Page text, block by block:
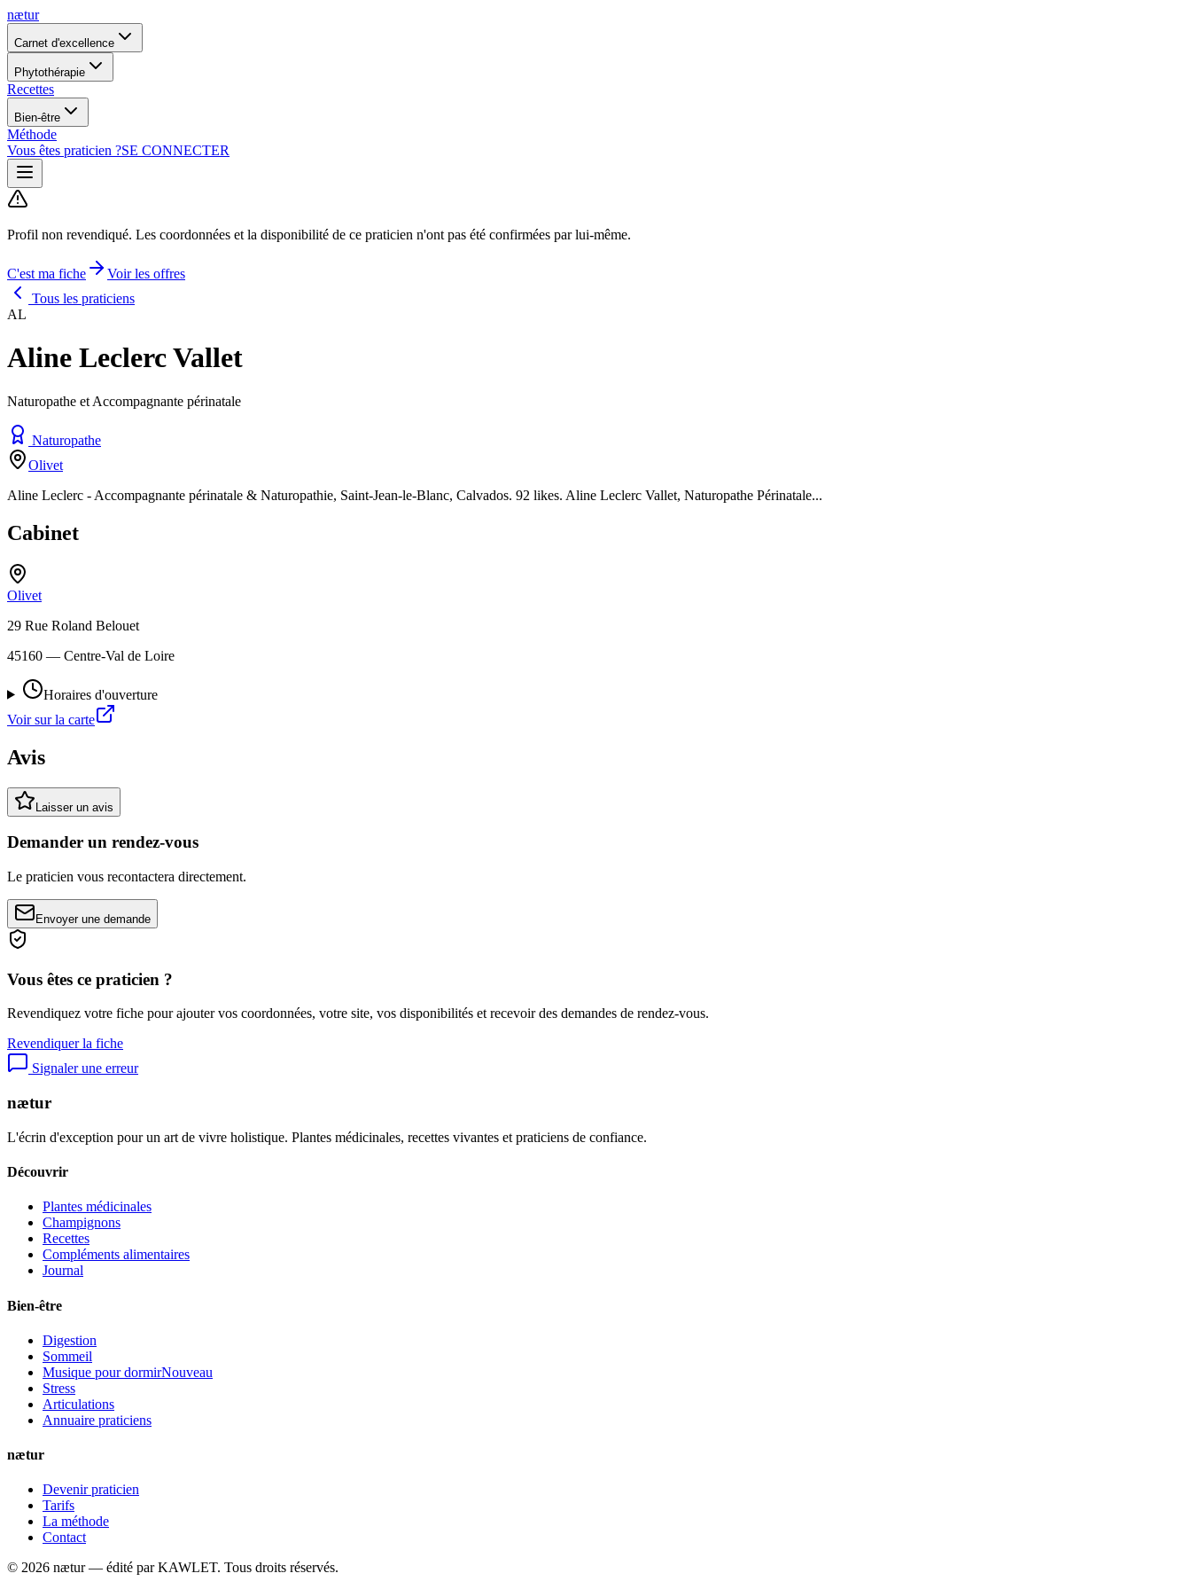
nætur
Carnet d'excellence
Phytothérapie
Recettes
Bien-être
Méthode
Vous êtes praticien ?SE CONNECTER
Profil non revendiqué. Les coordonnées et la disponibilité de ce praticien n'ont pas été confirmées par lui-même.
C'est ma fiche
Voir les offres
Tous les praticiens
AL
Aline Leclerc Vallet
Naturopathe et Accompagnante périnatale
Naturopathe
Olivet
Aline Leclerc - Accompagnante périnatale & Naturopathie, Saint-Jean-le-Blanc, Calvados. 92 likes. Aline Leclerc Vallet, Naturopathe Périnatale...
Cabinet
Olivet
29 Rue Roland Belouet
45160 — Centre-Val de Loire
Horaires d'ouverture
Voir sur la carte
Avis
Laisser un avis
Demander un rendez-vous
Le praticien vous recontactera directement.
Envoyer une demande
Vous êtes ce praticien ?
Revendiquez votre fiche pour ajouter vos coordonnées, votre site, vos disponibilités et recevoir des demandes de rendez-vous.
Revendiquer la fiche
Signaler une erreur
nætur
L'écrin d'exception pour un art de vivre holistique. Plantes médicinales, recettes vivantes et praticiens de confiance.
Découvrir
Plantes médicinales
Champignons
Recettes
Compléments alimentaires
Journal
Bien-être
Digestion
Sommeil
Musique pour dormirNouveau
Stress
Articulations
Annuaire praticiens
nætur
Devenir praticien
Tarifs
La méthode
Contact
© 2026 nætur — édité par KAWLET. Tous droits réservés.